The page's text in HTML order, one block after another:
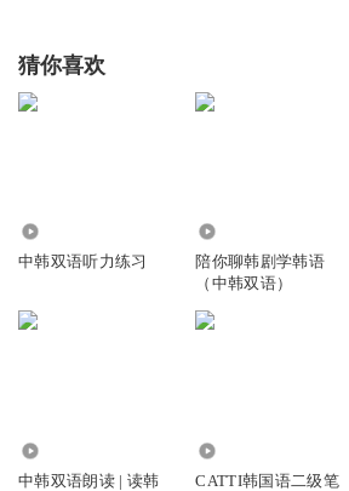
猜你喜欢
中韩双语听力练习
陪你聊韩剧学韩语
（中韩双语）
中韩双语朗读 | 读韩
CATTI韩国语二级笔